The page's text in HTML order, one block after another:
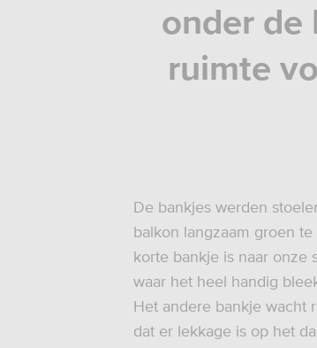
onder de
ruimte
De bankjes werden
balkon langzaam groen
korte bankje is naar onze
waar het heel handig
Het andere bankje wacht
dat er lekkage is op het